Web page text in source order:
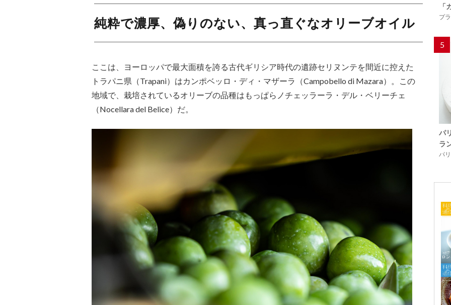
純粋で濃厚、偽りのない、真っ直ぐなオリーブオイル
ここは、ヨーロッパで最大面積を誇る古代ギリシア時代の遺跡セリヌンテを間近に控えた
トラパニ県（Trapani）はカンポベッロ・ディ・マザーラ（Campobello di Mazara）。この
地域で、栽培されているオリーブの品種はもっぱらノチェッラーラ・デル・ベリーチェ
（Nocellara del Belice）だ。
「
プ
5
パ
ラ
パ